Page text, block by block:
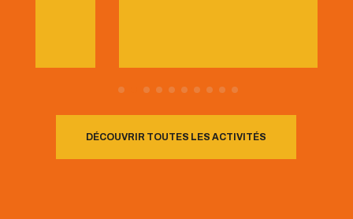
DÉCOUVRIR TOUTES LES ACTIVITÉS